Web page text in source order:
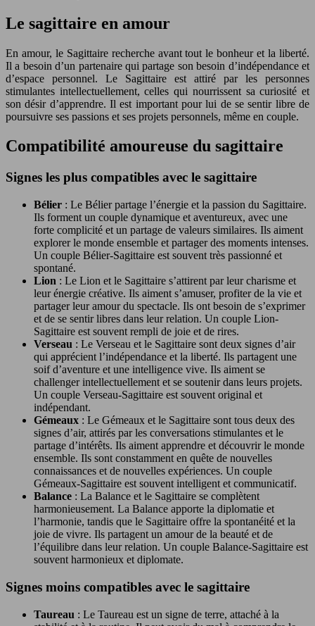
Le sagittaire en amour
En amour, le Sagittaire recherche avant tout le bonheur et la liberté.
Il a besoin d’un partenaire qui partage son besoin d’indépendance et
d’espace personnel. Le Sagittaire est attiré par les personnes
stimulantes intellectuellement, celles qui nourrissent sa curiosité et
son désir d’apprendre. Il est important pour lui de se sentir libre de
poursuivre ses passions et ses projets personnels, même en couple.
Compatibilité amoureuse du sagittaire
Signes les plus compatibles avec le sagittaire
Bélier : Le Bélier partage l’énergie et la passion du Sagittaire.
Ils forment un couple dynamique et aventureux, avec une
forte complicité et un partage de valeurs similaires. Ils aiment
explorer le monde ensemble et partager des moments intenses.
Un couple Bélier-Sagittaire est souvent très passionné et
spontané.
Lion : Le Lion et le Sagittaire s’attirent par leur charisme et
leur énergie créative. Ils aiment s’amuser, profiter de la vie et
partager leur amour du spectacle. Ils ont besoin de s’exprimer
et de se sentir libres dans leur relation. Un couple Lion-
Sagittaire est souvent rempli de joie et de rires.
Verseau : Le Verseau et le Sagittaire sont deux signes d’air
qui apprécient l’indépendance et la liberté. Ils partagent une
soif d’aventure et une intelligence vive. Ils aiment se
challenger intellectuellement et se soutenir dans leurs projets.
Un couple Verseau-Sagittaire est souvent original et
indépendant.
Gémeaux : Le Gémeaux et le Sagittaire sont tous deux des
signes d’air, attirés par les conversations stimulantes et le
partage d’intérêts. Ils aiment apprendre et découvrir le monde
ensemble. Ils sont constamment en quête de nouvelles
connaissances et de nouvelles expériences. Un couple
Gémeaux-Sagittaire est souvent intelligent et communicatif.
Balance : La Balance et le Sagittaire se complètent
harmonieusement. La Balance apporte la diplomatie et
l’harmonie, tandis que le Sagittaire offre la spontanéité et la
joie de vivre. Ils partagent un amour de la beauté et de
l’équilibre dans leur relation. Un couple Balance-Sagittaire est
souvent harmonieux et diplomate.
Signes moins compatibles avec le sagittaire
Taureau : Le Taureau est un signe de terre, attaché à la